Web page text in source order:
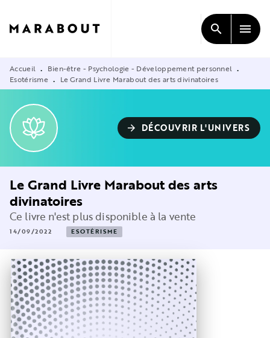
CONTENU
search menu
Accueil • Bien-être - Psychologie - Développement personnel •
Esotérisme • Le Grand Livre Marabout des arts divinatoires
arrow_forward DÉCOUVRIR L'UNIVERS
Le Grand Livre Marabout des arts
divinatoires
Ce livre n'est plus disponible à la vente
14/09/2022 ESOTÉRISME